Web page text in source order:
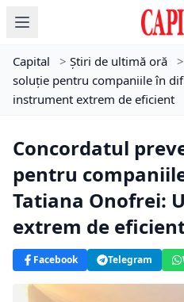
Capital > Știri de ultimă oră >
soluție pentru companiile în
instrument extrem de eficient
Concordatul
pentru
Tatiana Onofrei:
extrem de
Facebook Telegram